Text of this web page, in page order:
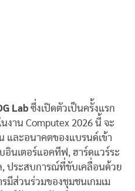
Lab ซึ่งเปิดตัวเป็นครั้งแรก
งาน Computex 2026 นี้ จะ
และอนาคตของแบรนด์เข้า
นเตอร์แอคทีฟ, ฮาร์ดแวร์ระ
ประสบการณ์ที่ขับเคลื่อนด้วย
มีส่วนร่วมของชุมชนเกมเม